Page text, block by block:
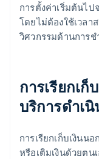
การตั้งค่าเริ่มต้นไ
โดยไม่ต้องใช้เวลา
วิศวกรรมด้านการช
การเรียกเ
บริการดำเ
การเรียกเก็บเงินน
หรือเติมเงินด้วยตน